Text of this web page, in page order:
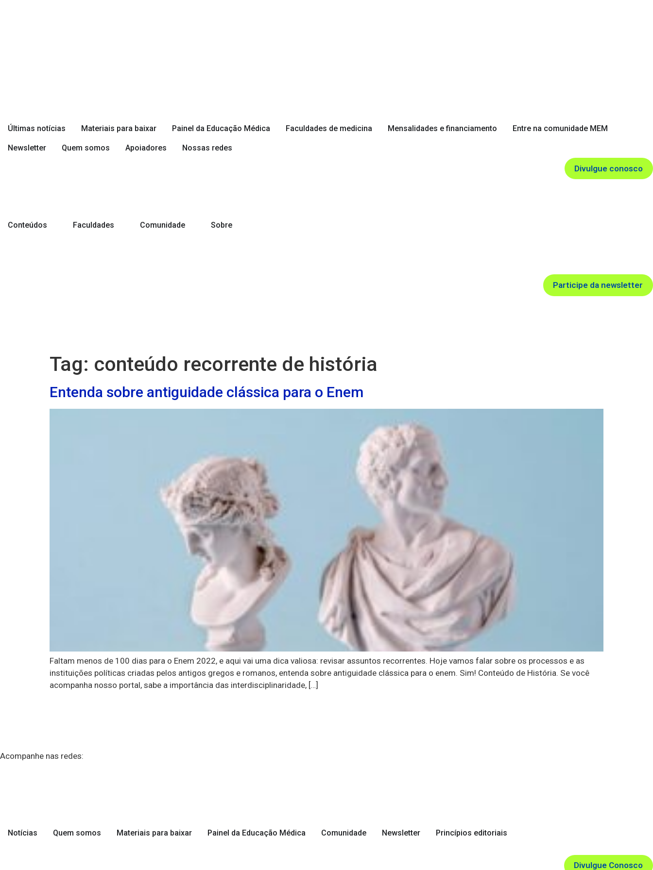
Últimas notícias Materiais para baixar Painel da Educação Médica Faculdades de medicina Mensalidades e financiamento Entre na comunidade MEM
Newsletter Quem somos Apoiadores Nossas redes
Divulgue conosco
Conteúdos Faculdades Comunidade Sobre
Participe da newsletter
Tag: conteúdo recorrente de história
Entenda sobre antiguidade clássica para o Enem
Faltam menos de 100 dias para o Enem 2022, e aqui vai uma dica valiosa: revisar assuntos recorrentes. Hoje vamos falar sobre os processos e as
instituições políticas criadas pelos antigos gregos e romanos, entenda sobre antiguidade clássica para o enem. Sim! Conteúdo de História. Se você
acompanha nosso portal, sabe a importância das interdisciplinaridade, […]
Acompanhe nas redes:
Notícias Quem somos Materiais para baixar Painel da Educação Médica Comunidade Newsletter Princípios editoriais
Divulgue Conosco